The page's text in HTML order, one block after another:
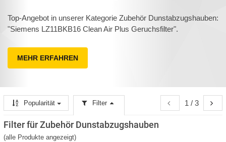
Top-Angebot in unserer Kategorie Zubehör Dunstabzugshauben:
"Siemens LZ11BKB16 Clean Air Plus Geruchsfilter".
MEHR ERFAHREN
1 / 3
Popularität Filter
Filter für Zubehör Dunstabzugshauben
(alle Produkte angezeigt)